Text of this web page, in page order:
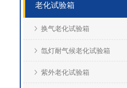
老化试验箱
换气老化试验箱
氙灯耐气候老化试验箱
紫外老化试验箱